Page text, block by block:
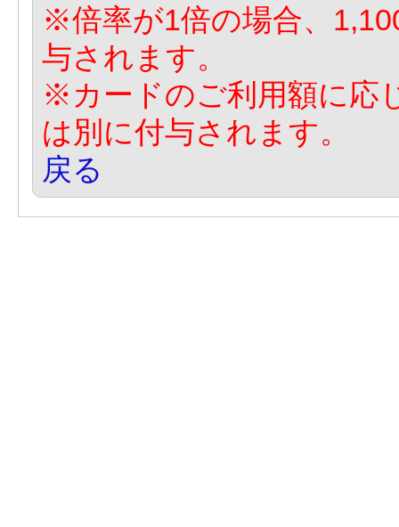
※倍率が1倍の場合、
与されます。
※カードのご利用額に応
は別に付与されます。
戻る